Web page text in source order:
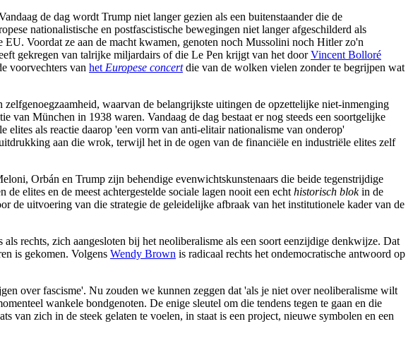
de dag wordt Trump niet langer gezien als een buitenstaander die de
nationalistische en postfascistische bewegingen niet langer afgeschilderd als
Voordat ze aan de macht kwamen, genoten noch Mussolini noch Hitler zo'n
gekregen van talrijke miljardairs of die Le Pen krijgt van het doorVincent Bolloré
voorvechters van het Europese concertdie van de wolken vielen zonder te begrijpen wat
waarvan de belangrijkste uitingen de opzettelijke niet-inmenging
München in 1938 waren. Vandaag de dag bestaat er nog steeds een soortgelijke
als reactie daarop 'een vorm van anti-elitair nationalisme van onderop'
aan die wrok, terwijl het in de ogen van de financiële en industriële elites zelf
Orbán en Trump zijn behendige evenwichtskunstenaars die beide tegenstrijdige
elites en de meest achtergestelde sociale lagen nooit een echt historisch blokin de
de uitvoering van die strategie de geleidelijke afbraak van het institutionele kader van de
rechts, zich aangesloten bij het neoliberalisme als een soort eenzijdige denkwijze. Dat
is gekomen. Volgens Wendy Brown is radicaal rechts het ondemocratische antwoord op
over fascisme'. Nu zouden we kunnen zeggen dat 'als je niet over neoliberalisme wilt
wankele bondgenoten. De enige sleutel om die tendens tegen te gaan en die
zich in de steek gelaten te voelen, in staat is een project, nieuwe symbolen en een